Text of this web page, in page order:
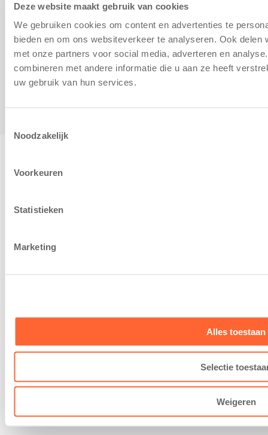
Deze website maakt gebruik van cookies
We gebruiken cookies om content en advertenties te
bieden en om ons websiteverkeer te analyseren. Ook
met onze partners voor social media, adverteren en
combineren met andere informatie die u aan ze heeft
uw gebruik van hun services.
Noodzakelijk
Voorkeuren
Statistieken
Marketing
Alles toestaan
Selectie
Weigeren
3640 BA Mijdrecht
Kantoor Assen
Lauwers 4
9405 BL Assen
088-0350400